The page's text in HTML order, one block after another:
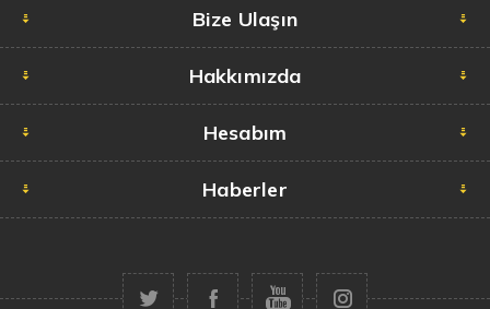
Bize Ulaşın
Hakkımızda
Hesabım
Haberler